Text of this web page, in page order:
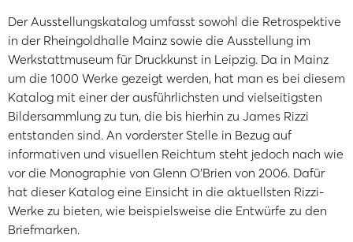
Der Ausstellungskatalog umfasst sowohl die Retrospektive
in der Rheingoldhalle Mainz sowie die Ausstellung im
Werkstattmuseum für Druckkunst in Leipzig. Da in Mainz
um die 1000 Werke gezeigt werden, hat man es bei diesem
Katalog mit einer der ausführlichsten und vielseitigsten
Bildersammlung zu tun, die bis hierhin zu James Rizzi
entstanden sind. An vorderster Stelle in Bezug auf
informativen und visuellen Reichtum steht jedoch nach wie
vor die Monographie von Glenn O’Brien von 2006. Dafür
hat dieser Katalog eine Einsicht in die aktuellsten Rizzi-
Werke zu bieten, wie beispielsweise die Entwürfe zu den
Briefmarken.